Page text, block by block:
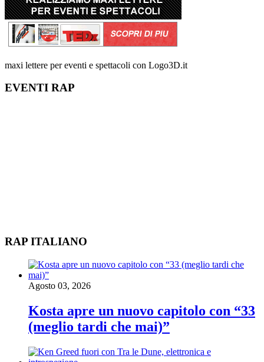
maxi lettere per eventi e spettacoli con Logo3D.it
EVENTI RAP
RAP ITALIANO
Agosto 03, 2026
Kosta apre un nuovo capitolo con “33
(meglio tardi che mai)”